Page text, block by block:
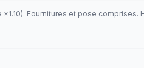
×1.10). Fournitures et pose comprises.